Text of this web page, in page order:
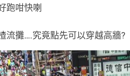
跑咁快喇
流攤….究竟點先可以穿越高牆?